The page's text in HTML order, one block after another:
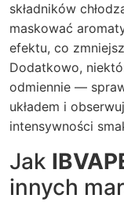
składników
maskować
efektu, co
Dodatkowo,
odmiennie —
układem i
intensywności
Jak
innych